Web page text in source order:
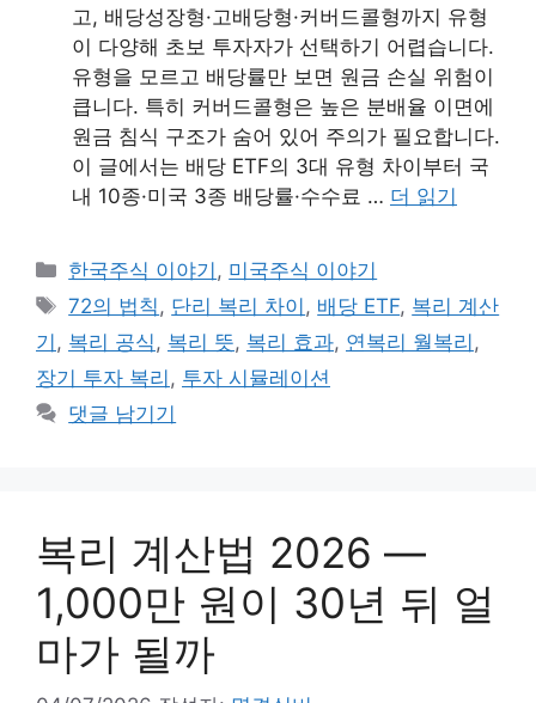
고, 배당성장형·고배당형·커버드콜형까지 유형
이 다양해 초보 투자자가 선택하기 어렵습니다.
유형을 모르고 배당률만 보면 원금 손실 위험이
큽니다. 특히 커버드콜형은 높은 분배율 이면에
원금 침식 구조가 숨어 있어 주의가 필요합니다.
이 글에서는 배당 ETF의 3대 유형 차이부터 국
내 10종·미국 3종 배당률·수수료 … 더 읽기
카
테
리
한국주식 이야기 , 미국주식 이야기
태
그
72의 법칙 , 단리 복리 차이 , 배당 ETF, 복리 계산
기 , 복리 공식 , 복리 뜻, 복리 효과, 연복리 월복리 ,
장기 투자 복리 , 투자 시뮬레이션
댓글 남기기
복리 계산법 2026 —
1,000만 원이 30년 뒤 얼
마가 될까